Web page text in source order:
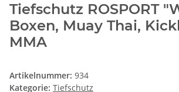
Tiefschutz ROSPORT
Boxen, Muay Thai,
MMA
Artikelnummer: 934
Kategorie: Tiefschutz